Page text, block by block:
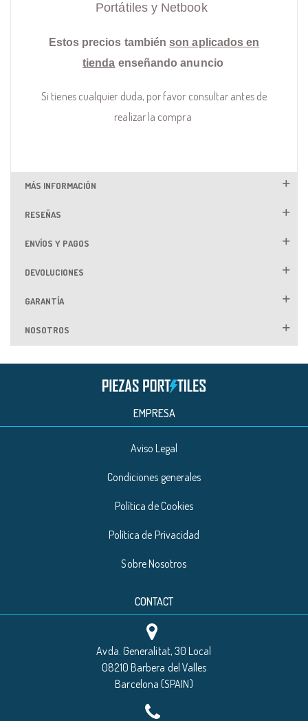
Portátiles y Netbook
Estos precios también son aplicados en
tienda enseñando anuncio
Si tienes cualquier duda, por favor consultar antes de
realizar la compra
MÁS INFORMACIÓN
RESEÑAS
ENVÍOS Y PAGOS
DEVOLUCIONES
GARANTÍA
NOSOTROS
EMPRESA
Aviso Legal
Condiciones generales
Política de Cookies
Política de Privacidad
Sobre Nosotros
CONTACT
Avda. Generalitat, 30 Local
08210 Barbera del Valles
Barcelona (SPAIN)